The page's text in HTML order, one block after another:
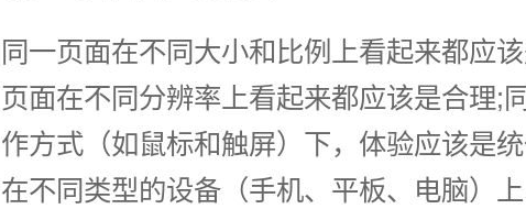
同一页面在不同大小和比例上看起来都应
页面在不同分辨率上看起来都应该是合理;
作方式（如鼠标和触屏）下，体验应该是
在不同类型的设备（手机、平板、电脑）